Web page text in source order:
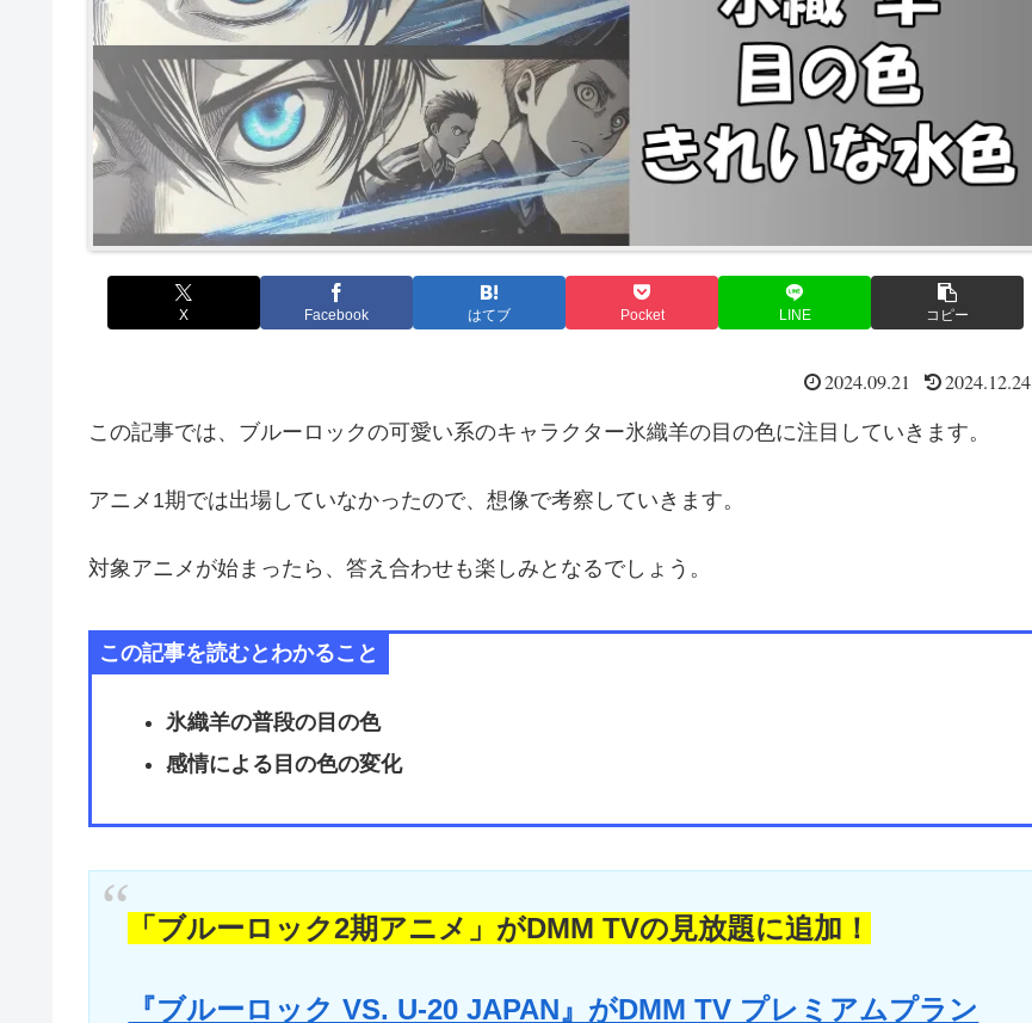
X Facebook はてブ Pocket LINE コピー
2024.09.21 2024.12.24
この記事では、ブルーロックの可愛い系のキャラクター氷織羊の目の色に注目していきます。
アニメ1期では出場していなかったので、想像で考察していきます。
対象アニメが始まったら、答え合わせも楽しみとなるでしょう。
この記事を読むとわかること
氷織羊の普段の目の色
感情による目の色の変化
「ブルーロック2期アニメ」がDMM TVの見放題に追加！
『ブルーロック VS. U-20 JAPAN』がDMM TV プレミアムプラン